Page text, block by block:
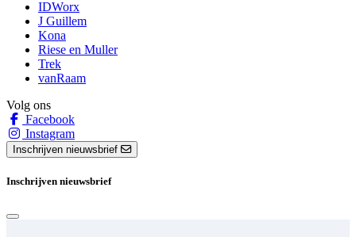
IDWorx
J Guillem
Kona
Riese en Muller
Trek
vanRaam
Volg ons
Facebook
Instagram
Inschrijven nieuwsbrief
Inschrijven nieuwsbrief